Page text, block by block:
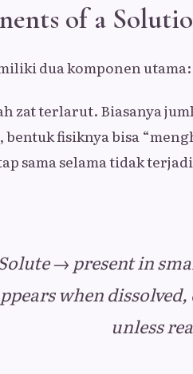
of a
dua komponen utama:
zat terlarut. Biasanya
fisiknya bisa
sama selama tidak
→ present in
when
unless